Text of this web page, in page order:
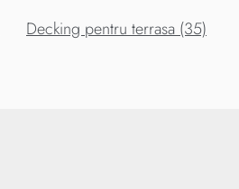
Decking pentru terrasa (35)